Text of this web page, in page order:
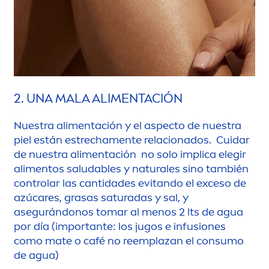
2. UNA MALA ALIMENTACIÓN
Nuestra alimentación y el aspecto de nuestra
piel están estrechamente relacionados. Cuidar
de nuestra alimentación no solo implica elegir
alimentos saludables y naturales sino también
controlar las cantidades evitando el exceso de
azúcares, grasas saturadas y sal, y
asegurándonos tomar al menos 2 lts de agua
por día (importante: los jugos e infusiones
como mate o café no reemplazan el consumo
de agua)